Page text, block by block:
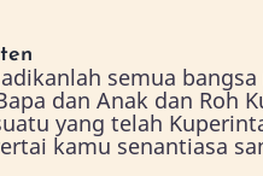
semua
dan Anak dan Roh
yang telah
kamu senantiasa